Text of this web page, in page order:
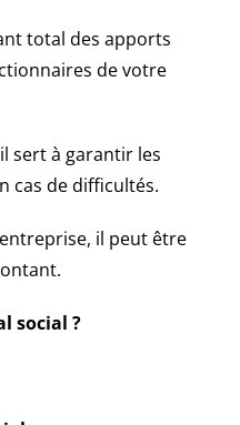
total des apports
de votre
sert à garantir les
cas de difficultés.
il peut être
social ?